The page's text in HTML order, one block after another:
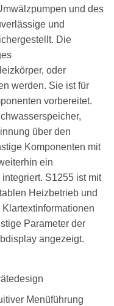
und des
und
Die
oder
werden. Sie ist für
vorbereitet.
über den
Komponenten mit
ein
S1255 ist mit
Heizbetrieb und
Parameter der
angezeigt.
Menüführung